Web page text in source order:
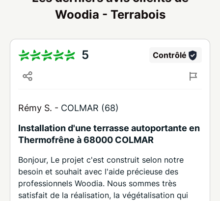
Woodia - Terrabois
5 Contrôlé
Rémy S. - COLMAR (68)
Installation d'une terrasse autoportante en
Thermofrêne à 68000 COLMAR
Bonjour, Le projet c'est construit selon notre
besoin et souhait avec l'aide précieuse des
professionnels Woodia. Nous sommes très
satisfait de la réalisation, la végétalisation qui